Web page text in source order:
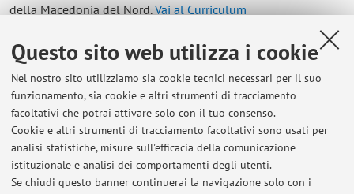
Questo sito web utilizza i cookie
Nel nostro sito utilizziamo sia cookie tecnici necessari per il suo
funzionamento, sia cookie e altri strumenti di tracciamento
facoltativi che potrai attivare solo con il tuo consenso.
Cookie e altri strumenti di tracciamento facoltativi sono usati per
analisi statistiche, misure sull'efficacia della comunicazione
istituzionale e analisi dei comportamenti degli utenti.
Se chiudi questo banner continuerai la navigazione solo con i
della Macedonia del Nord.Vai al Curriculum
Contatti
E-mail: viki.mladenova@unibo.it
Dipartimento di Storia Culture Civiltà
Via Guerrazzi 20, Bologna -
Vai alla mappa